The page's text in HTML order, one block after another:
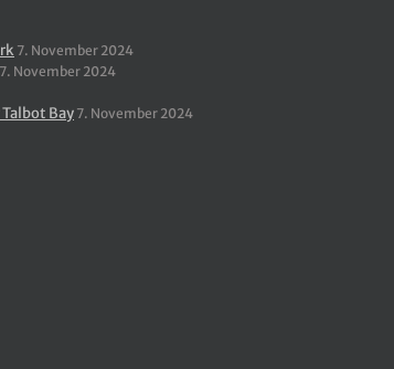
7. November 2024
7. November 2024
Bay 7. November 2024